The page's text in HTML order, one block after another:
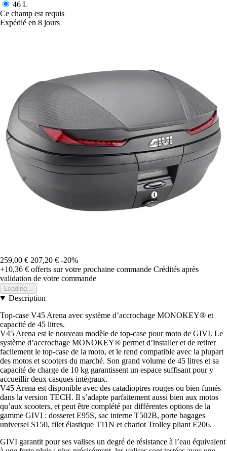
46 L
Ce champ est requis
Expédié en 8 jours
259,00 € 207,20 € -20%
+10,36 € offerts sur votre prochaine commande Crédités après
validation de votre commande
Loading...
Description
Top-case V45 Arena avec système d’accrochage MONOKEY® et
capacité de 45 litres.
V45 Arena est le nouveau modèle de top-case pour moto de GIVI. Le
système d’accrochage MONOKEY® permet d’installer et de retirer
facilement le top-case de la moto, et le rend compatible avec la plupart
des motos et scooters du marché. Son grand volume de 45 litres et sa
capacité de charge de 10 kg garantissent un espace suffisant pour y
accueillir deux casques intégraux.
V45 Arena est disponible avec des catadioptres rouges ou bien fumés
dans la version TECH. Il s’adapte parfaitement aussi bien aux motos
qu’aux scooters, et peut être complété par différentes options de la
gamme GIVI : dosseret E95S, sac interne T502B, porte bagages
universel S150, filet élastique T11N et chariot Trolley pliant E206.
GIVI garantit pour ses valises un degré de résistance à l’eau équivalent